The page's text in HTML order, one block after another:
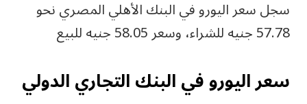
سجل سعر اليورو في البنك الأهلي المصري نحو
57.78 جنيه للشراء، وسعر 58.05 جنيه للبيع
سعر اليورو في البنك التجاري الدولي